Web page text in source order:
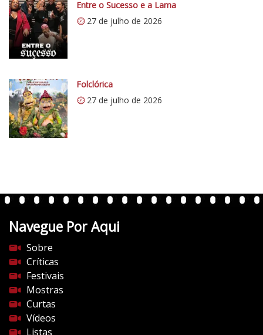
5
1
0
.
w
p
.
c
o
m
/
v
n
e
s
d
o
c
i
n
e
Entre o Sucesso e a Lama
27 de julho de 2026
Folclórica
27 de julho de 2026
Navegue Por Aqui
Sobre
Críticas
Festivais
Mostras
Curtas
Vídeos
Listas